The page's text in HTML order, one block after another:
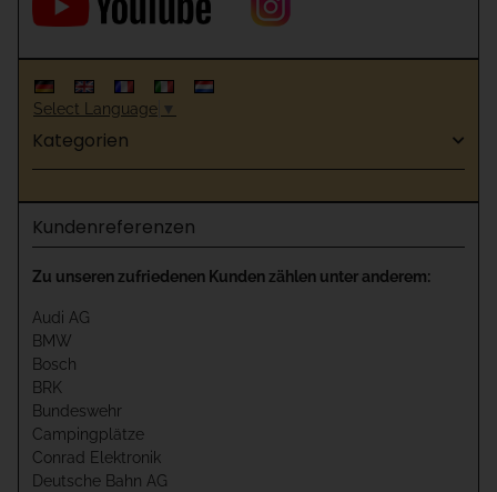
Select Language ▼
Kategorien
Kundenreferenzen
Zu unseren zufriedenen Kunden zählen unter anderem:
Audi AG
BMW
Bosch
BRK
Bundeswehr
Campingplätze
Conrad Elektronik
Deutsche Bahn AG